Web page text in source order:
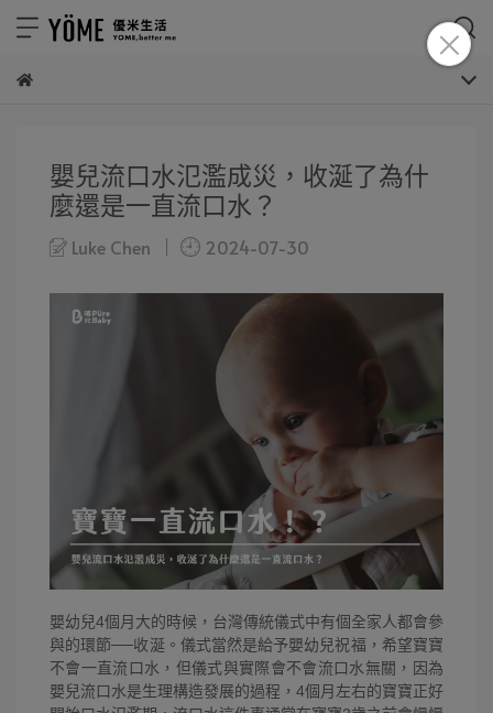
嬰兒流口水氾濫成災，收涎了為什
麼還是一直流口水？
Luke Chen 2024-07-30
嬰幼兒4個月大的時候，台灣傳統儀式中有個全家人都會參
與的環節──收涎。儀式當然是給予嬰幼兒祝福，希望寶寶
不會一直流口水，但儀式與實際會不會流口水無關，因為
嬰兒流口水是生理構造發展的過程，4個月左右的寶寶正好